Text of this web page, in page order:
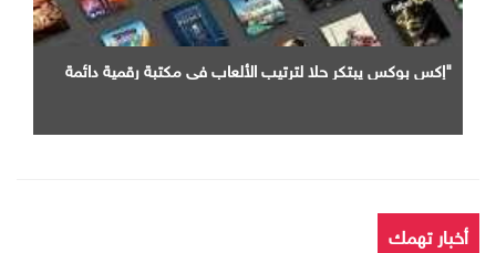
"إكس بوكس يبتكر حلا لترتيب الألعاب في مكتبة رقمية دائمة
أخبار تهمك